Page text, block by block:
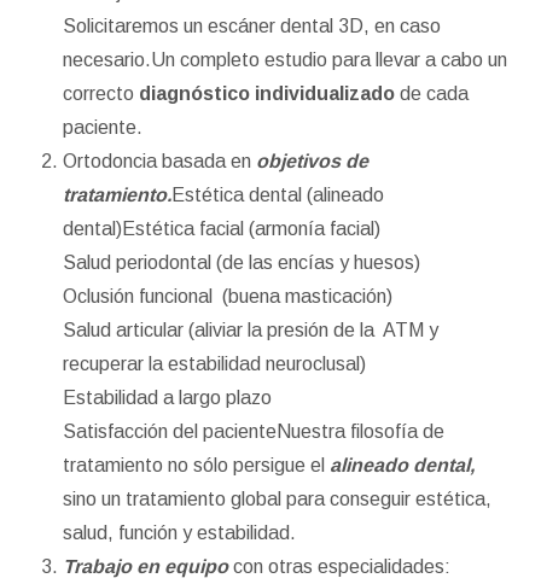
Solicitaremos un escáner dental 3D, en caso
necesario.Un completo estudio para llevar a cabo un
correcto diagnóstico individualizadode cada
paciente.
Ortodoncia basada en objetivos de
tratamiento.Estética dental (alineado
dental)Estética facial (armonía facial)
Salud periodontal (de las encías y huesos)
Oclusión funcional (buena masticación)
Salud articular (aliviar la presión de la ATM y
recuperar la estabilidad neuroclusal)
Estabilidad a largo plazo
Satisfacción del pacienteNuestra filosofía de
tratamiento no sólo persigue el alineado dental,
sino un tratamiento global para conseguir estética,
salud, función y estabilidad.
Trabajo en equipocon otras especialidades: